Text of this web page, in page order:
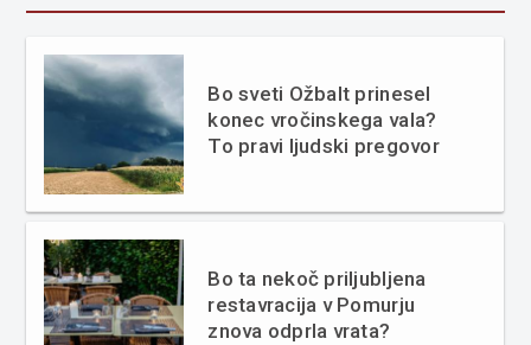
Bo sveti Ožbalt prinesel
konec vročinskega vala?
To pravi ljudski pregovor
Bo ta nekoč priljubljena
restavracija v Pomurju
znova odprla vrata?